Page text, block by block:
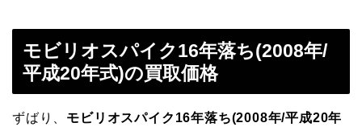
モビリオスパイク16年落ち(2008年/
平成20年式)の買取価格
ずばり、 モビリオスパイク16年落ち(2008年/平成20年